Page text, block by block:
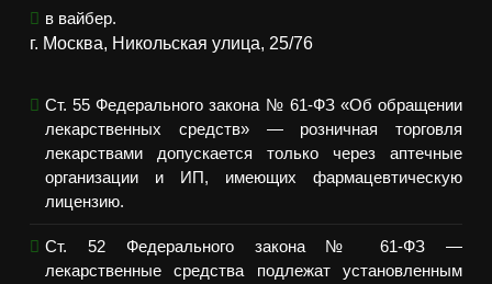
в вайбер.
г. Москва, Никольская улица, 25/76
Ст. 55 Федерального закона № 61-ФЗ «Об обращении
лекарственных средств» — розничная торговля
лекарствами допускается только через аптечные
организации и ИП, имеющих фармацевтическую
лицензию.
Ст. 52 Федерального закона № 61-ФЗ —
лекарственные средства подлежат установленным